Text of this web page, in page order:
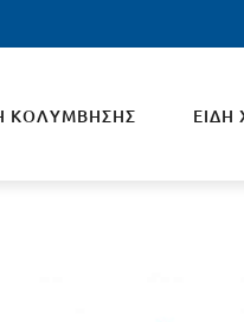
ΚΟΛΥΜΒΗΣΗΣ
Κολυμβητηρίου
ΕΙΔΗ